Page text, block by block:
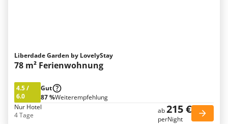
Liberdade Garden by LovelyStay
78 m² Ferienwohnung
4.5/
6.0
Gut
87 %Weiterempfehlung
Nur Hotel
4 Tage
ab215 €
perNight